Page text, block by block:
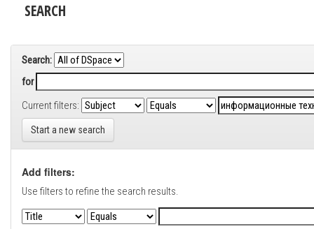
SEARCH
Search:
for
Current filters:
Start a new search
Add filters:
Use filters to refine the search results.